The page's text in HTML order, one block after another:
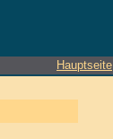
Hauptseite